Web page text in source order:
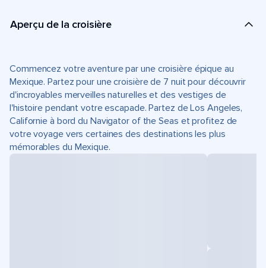
Aperçu de la croisière
Commencez votre aventure par une croisière épique au
Mexique. Partez pour une croisière de 7 nuit pour découvrir
d'incroyables merveilles naturelles et des vestiges de
l'histoire pendant votre escapade. Partez de Los Angeles,
Californie à bord du Navigator of the Seas et profitez de
votre voyage vers certaines des destinations les plus
mémorables du Mexique.